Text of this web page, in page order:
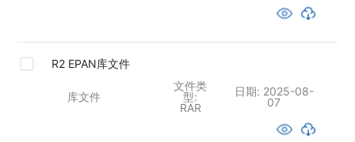
R2 EPAN库文件
库文件
文件类
型:
RAR
日期: 2025-08-
07